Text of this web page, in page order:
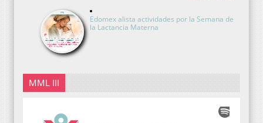
Edomex alista actividades por la Semana de
la Lactancia Materna
MML III